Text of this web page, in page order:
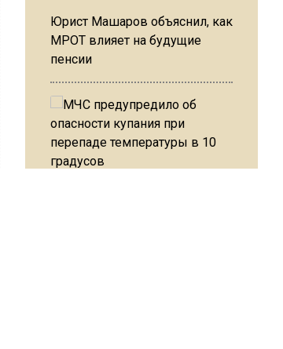
Юрист Машаров объяснил, как
МРОТ влияет на будущие
пенсии